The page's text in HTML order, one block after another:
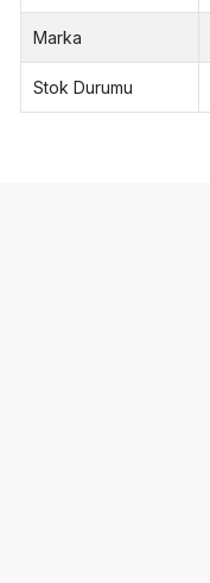
Marka
Stok Durumu